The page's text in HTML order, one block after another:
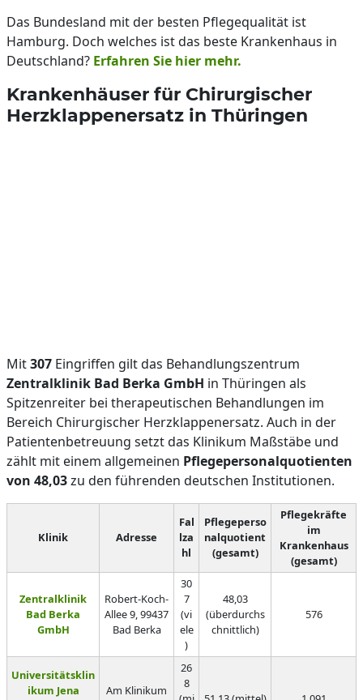
Das Bundesland mit der besten Pflegequalität ist
Hamburg. Doch welches ist das beste Krankenhaus in
Deutschland? Erfahren Sie hier mehr.
Krankenhäuser für Chirurgischer
Herzklappenersatz in Thüringen
Mit307 Eingriffen gilt das Behandlungszentrum
Zentralklinik Bad Berka GmbH in Thüringen als
Spitzenreiter bei therapeutischen Behandlungen im
Bereich Chirurgischer Herzklappenersatz. Auch in der
Patientenbetreuung setzt das Klinikum Maßstäbe und
zählt mit einem allgemeinen Pflegepersonalquotienten
von 48,03zu den führenden deutschen Institutionen.
Klinik Adresse
Fal
lza
hl
Pflegeperso
nalquotient
(gesamt)
Pflegekräfte
im
Krankenhaus
(gesamt)
Zentralklinik
Bad Berka
GmbH
Robert-Koch-
Allee 9, 99437
Bad Berka
30
7
(vi
ele
)
48,03
(überdurchs
chnittlich)
576
Universitätsklin
ikum Jena
Am Klinikum
26
8